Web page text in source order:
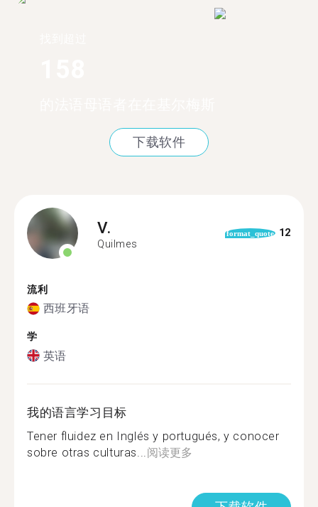
下载软件
V.
Quilmes
format_quote 12
流利
西班牙语
学
英语
我的语言学习目标
Tener fluidez en Inglés y portugués, y conocer
sobre otras culturas... 阅读更多